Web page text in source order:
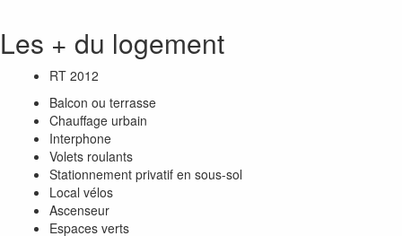
Les + du logement
RT 2012
Balcon ou terrasse
Chauffage urbain
Interphone
Volets roulants
Stationnement privatif en sous-sol
Local vélos
Ascenseur
Espaces verts